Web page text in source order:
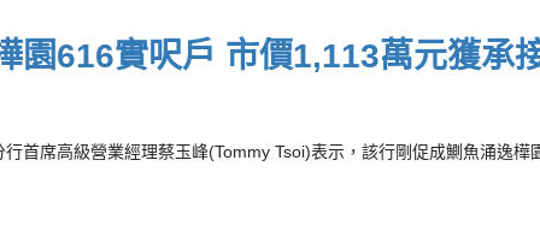
園616實呎戶 市價1,113萬元獲承
首席高級營業經理蔡玉峰(Tommy Tsoi)表示，該行剛促成鰂魚涌逸